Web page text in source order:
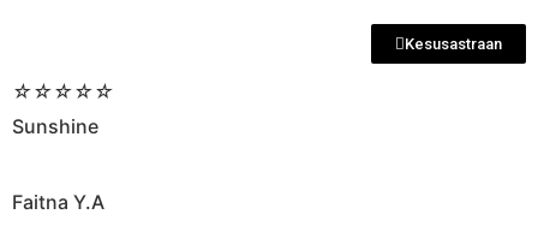
Kesusastraan
☆☆☆☆☆
Sunshine
Faitna Y.A